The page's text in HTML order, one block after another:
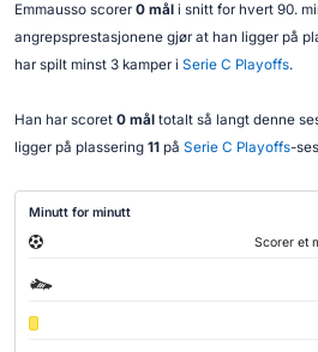
Emmausso scorer 0 måli snitt for hvert 90.
angrepsprestasjonene gjør at han ligger på
har spilt minst 3 kamper i Serie C Playoffs.
Han har scoret 0 måltotalt så langt denne
ligger på plassering 11på Serie C Playoffs-
Minutt for minutt
Scorer et